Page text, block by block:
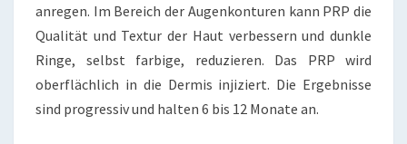
anregen. Im Bereich der Augenkonturen kann PRP die
Qualität und Textur der Haut verbessern und dunkle
Ringe, selbst farbige, reduzieren. Das PRP wird
oberflächlich in die Dermis injiziert. Die Ergebnisse
sind progressiv und halten 6 bis 12 Monate an.